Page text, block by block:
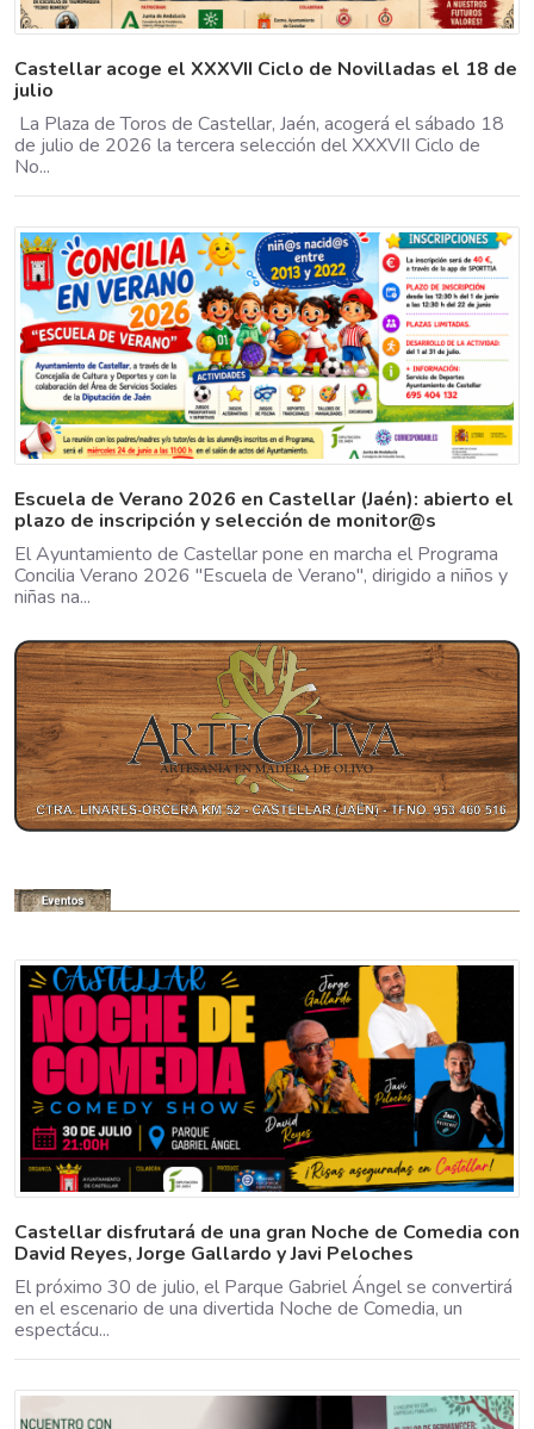
Castellar acoge el XXXVII Ciclo de Novilladas el 18 de
julio
La Plaza de Toros de Castellar, Jaén, acogerá el sábado 18
de julio de 2026 la tercera selección del XXXVII Ciclo de
No...
Escuela de Verano 2026 en Castellar (Jaén): abierto el
plazo de inscripción y selección de monitor@s
El Ayuntamiento de Castellar pone en marcha el Programa
Concilia Verano 2026 "Escuela de Verano", dirigido a niños y
niñas na...
Castellar disfrutará de una gran Noche de Comedia con
David Reyes, Jorge Gallardo y Javi Peloches
El próximo 30 de julio, el Parque Gabriel Ángel se convertirá
en el escenario de una divertida Noche de Comedia, un
espectácu...